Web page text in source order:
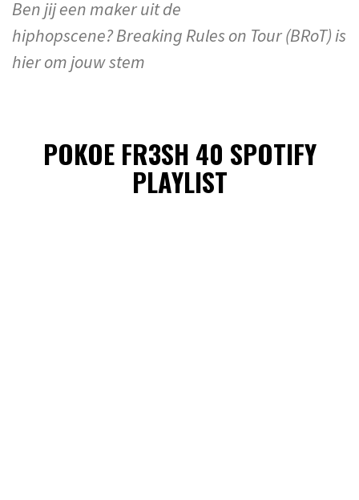
Ben jij een maker uit de
hiphopscene? Breaking Rules on Tour (BRoT) is
hier om jouw stem
POKOE FR3SH 40 SPOTIFY
PLAYLIST